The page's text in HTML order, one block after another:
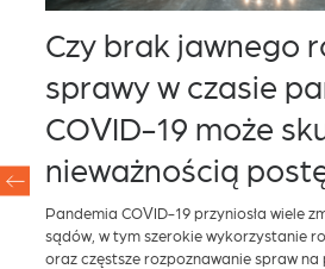
Czy brak jawnego
sprawy w czasie
COVID-19 może
nieważnością
Pandemia COVID-19 przyniosła wiele
sądów, w tym szerokie wykorzystanie
oraz częstsze rozpoznawanie spraw na